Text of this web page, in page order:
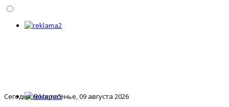
Сегодня: Воскресенье, 09 августа 2026